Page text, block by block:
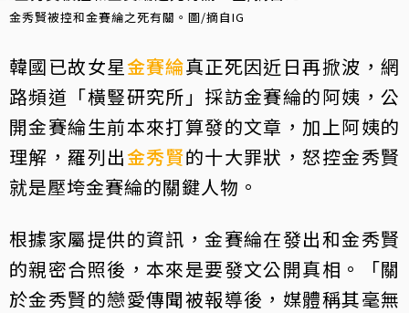
金秀賢被控和金賽綸之死有關。圖/摘自IG
韓國已故女星金賽綸真正死因近日再掀波，網
路頻道「橫豎研究所」採訪金賽綸的阿姨，公
開金賽綸生前本來打算發的文章，加上阿姨的
理解，羅列出金秀賢的十大罪狀，怒控金秀賢
就是壓垮金賽綸的關鍵人物。
根據家屬提供的資訊，金賽綸在發出和金秀賢
的親密合照後，本來是要發文公開真相。「關
於金秀賢的戀愛傳聞被報導後，媒體稱其毫無